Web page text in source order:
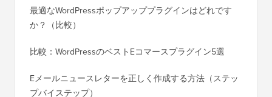
最適なWordPressポップアッププラグインはどれです
か？（比較）
比較：WordPressのベストEコマースプラグイン5選
Eメールニュースレターを正しく作成する方法（ステッ
プバイステップ）